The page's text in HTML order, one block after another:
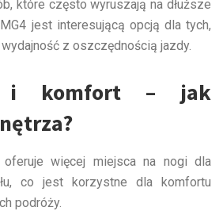
które często wyruszają na dłuższe
jest interesującą opcją dla tych,
z oszczędnością jazdy.
i komfort – jak
oferuje więcej miejsca na nogi dla
co jest korzystne dla komfortu
podróży.